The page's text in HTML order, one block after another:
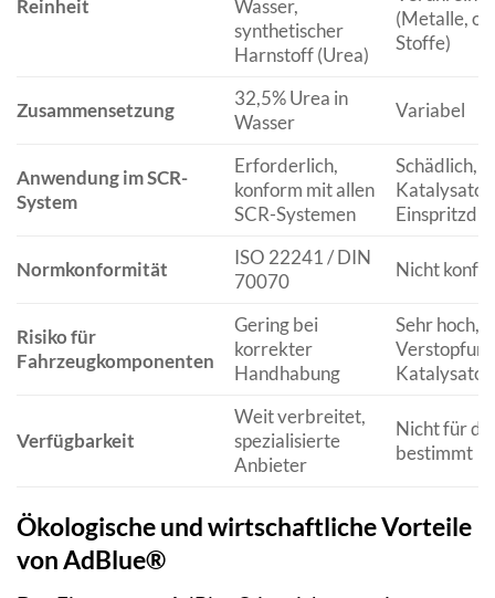
Reinheit
Wasser,
synthetischer
Harnstoff (Urea)
(Metalle,
Stoffe)
Zusammensetzung
32,5% Urea in
Wasser
Variabel
Anwendung im SCR-
System
Erforderlich,
konform mit allen
SCR-Systemen
Schädlich,
Normkonformität
ISO 22241 / DIN
70070
Nicht
Risiko für
Fahrzeugkomponenten
Gering bei
korrekter
Handhabung
Sehr hoch,
Verfügbarkeit
Weit verbreitet,
spezialisierte
Anbieter
Nicht für
bestimmt
Ökologische und wirtschaftliche Vorteile
von AdBlue®